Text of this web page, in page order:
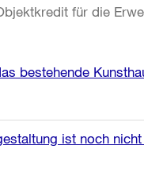
für die
bestehende
ist noch